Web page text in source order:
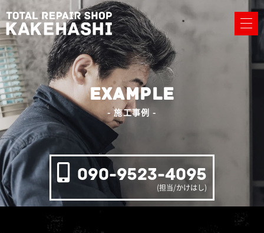
EXAMPLE
- 施工事例 -
090-9523-4095
(担当/かけはし)